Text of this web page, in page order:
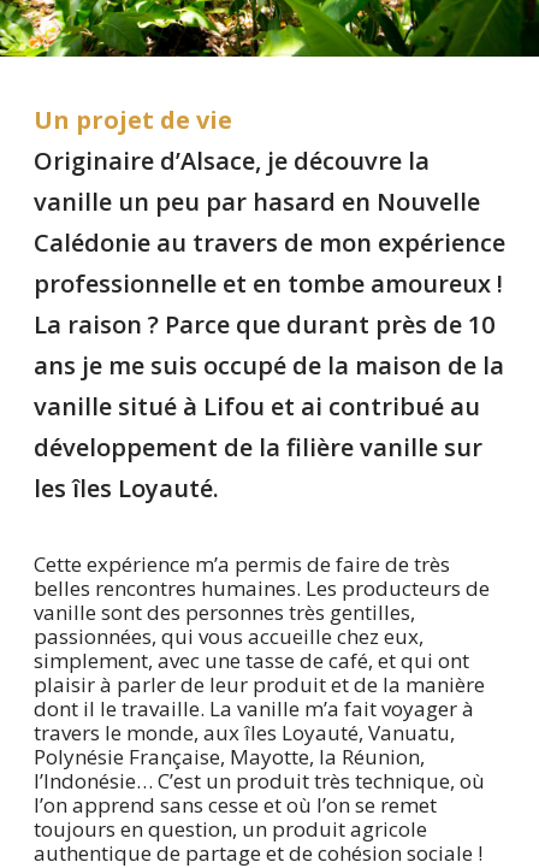
Un projet de vie
Originaire d’Alsace, je découvre la
vanille un peu par hasard en Nouvelle
Calédonie au travers de mon expérience
professionnelle et en tombe amoureux !
La raison ? Parce que durant près de 10
ans je me suis occupé de la maison de la
vanille situé à Lifou et ai contribué au
développement de la filière vanille sur
les îles Loyauté.
Cette expérience m’a permis de faire de très
belles rencontres humaines. Les producteurs de
vanille sont des personnes très gentilles,
passionnées, qui vous accueille chez eux,
simplement, avec une tasse de café, et qui ont
plaisir à parler de leur produit et de la manière
dont il le travaille. La vanille m’a fait voyager à
travers le monde, aux îles Loyauté, Vanuatu,
Polynésie Française, Mayotte, la Réunion,
l’Indonésie… C’est un produit très technique, où
l’on apprend sans cesse et où l’on se remet
toujours en question, un produit agricole
authentique de partage et de cohésion sociale !